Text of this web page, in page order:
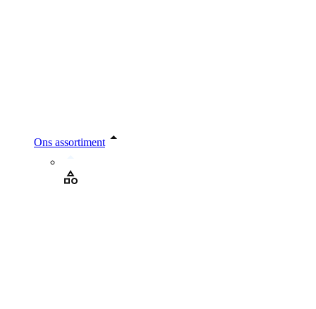
Ons assortiment